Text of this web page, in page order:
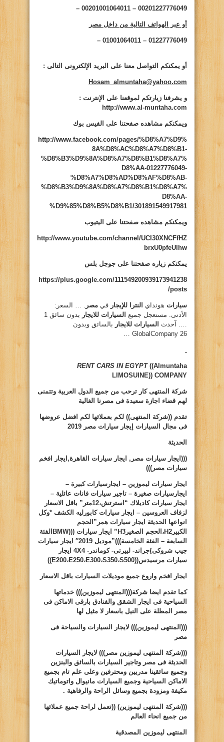
00201227776049 – 00201001064011 –
أو عبر الهواتف التالية من داخل مصر
01227776049 – 01001064011 –
أو يمكنكم التواصل معنا على البريد الإلكترونى التالى :
Hosam_almuntaha@yahoo.com
و يشرفنا زيارتكم لموقعنا على الإنترنت :
http://www.al-muntaha.com
ويمكنكم مشاهده صفحتنا على الفيس بوك
http://www.facebook.com/pages/%D8%A7%D9%
8A%D8%AC%D8%A7%D8%B1-
%D8%B3%D9%8A%D8%A7%D8%B1%D8%A7%
D8%AA-01227776049-
%D8%A7%D8%AD%D8%AF%D8%AB-
%D8%B3%D9%8A%D8%A7%D8%B1%D8%A7%
D8%AA-
%D9%85%D8%B5%D8%B1/301891549917981
ويمكنكم مشاهده صفحتنا على اليتيوب
http://www.youtube.com/channel/UCI30XNCFfHZ
brxU0pfeUlhw
يمكنكم زياره صفحتنا على جوجل بلس
https://plus.google.com/111549200939173941238
/posts
سيارات هونداي النترا للإيجار في مصر . … السعر:
الأدنى. مستعجل جميع السيارات للايجار
بدون سائق 1
…. آحدث السيارات للايجار بالسائق وبدون
GlobalCompany 26 …
RENT CARS IN EGYPT ((Almuntaha
LIMOSUINE)) COMPANY
شركة المنتهى كار ترحب من جميع الدول العربية وتتمنى
لهم قضاء اجازة سعيدة فى مصرنا الغالية
تقدم ((شركة المنتهى)) لكم بعملائها لكم افضل عروضها
فى مجال السيارات إيجار سيارات مصر 2019
الحديثة
(((ايجار سيارات مصر, ايجار سيارات القاهرة,ايجار افخم
سيارات مصر)))
ايجار سيارات ليموزين – ايجارسيارات كبيرة –
ايجارسيارات صغيرة – تاجير سيارات فانات عائلية –
ايجار سيارات كاديلاك “استرتش،12متر” باقل الاسعار
لزفاف العروسين – ايجار سيارات كابورليه الكشف *وكل
انواعها الحديثة ايجار سيارات همر”الحجم
الكبير H2،الحجم الصغير H3 ” ايجار سيارات (((BMW الفئة
السابعة – الفئة الخامسة)))”موديل 2019″ ايجار سيارات
جيب شروكى}جراند- لبيرتى- كوماندر-4X4 ايجار
سيارات مرسيدس((
E200،E250،E300،S350،S500
))
ايجار افخم واروع جميع موديلات السيارات باقل الاسعار
كما تقدم ايضا شركة(((المنتهى ليموزين))) خدماتها
السياحية فى ايجار الشقق والفنادق بارقى الاماكن فى
مصر المطلة على النيل باسعار لا مثيل لها
(((المنتهى ليموزين))) لايجار السيارات والسياحة فى
مصر
(((شركة المنتهى ليموزين مصر))) لايجار السيارات
الحديثة فى مصر وتاجير السيارات بالسائق والبنزين
وجميع سائقينا مدربين ومحترفين وعلى علم تام بجميع
الاماكن السياحية وجميع السيارات مانيوال واتوماتيك
مكيفة ومزودة بجميع وسائل الراحة والرفاهية .
(((شركة المنتهى ليموزين) ((تعمل لراحة جميع عملائها
من جميع انحاء العالم
المنتهى ليموزين المصدقية